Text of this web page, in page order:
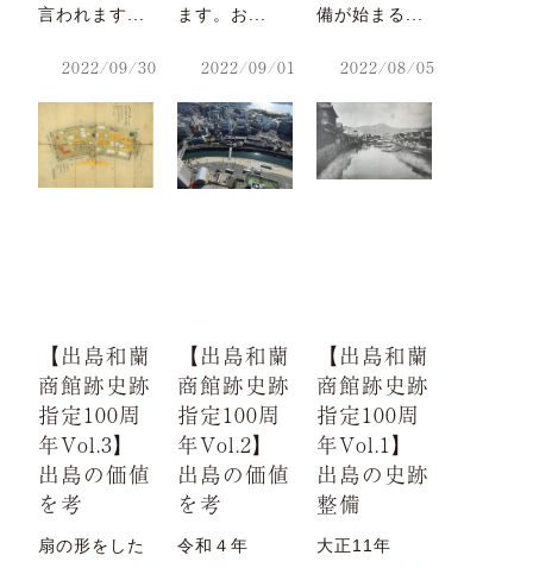
言われます...
2022/09/30
ます。お...
2022/09/01
備が始まる...
2022/08/05
【出島和蘭
商館跡史跡
指定100周
年Vol.3】
出島の価値
を考
扇の形をした
【出島和蘭
商館跡史跡
指定100周
年Vol.2】
出島の価値
を考
令和４年
【出島和蘭
商館跡史跡
指定100周
年Vol.1】
出島の史跡
整備
大正11年